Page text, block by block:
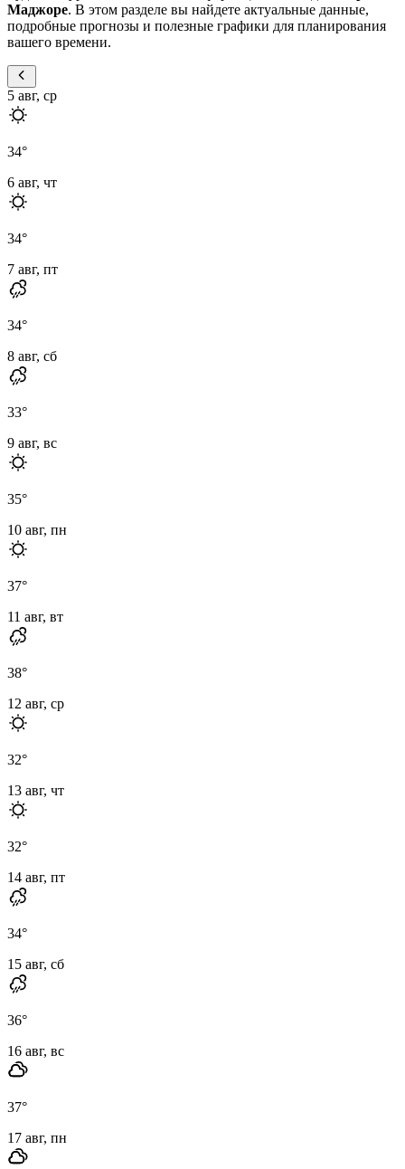
Маджоре. В этом разделе вы найдете актуальные данные,
подробные прогнозы и полезные графики для планирования
вашего времени.
5 авг, ср
34°
6 авг, чт
34°
7 авг, пт
34°
8 авг, сб
33°
9 авг, вс
35°
10 авг, пн
37°
11 авг, вт
38°
12 авг, ср
32°
13 авг, чт
32°
14 авг, пт
34°
15 авг, сб
36°
16 авг, вс
37°
17 авг, пн